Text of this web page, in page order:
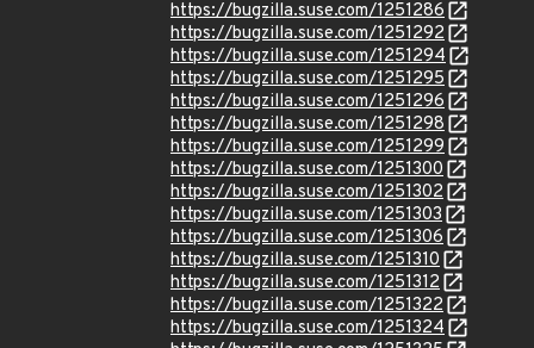
https://bugzilla.suse.com/1251286
https://bugzilla.suse.com/1251292
https://bugzilla.suse.com/1251294
https://bugzilla.suse.com/1251295
https://bugzilla.suse.com/1251296
https://bugzilla.suse.com/1251298
https://bugzilla.suse.com/1251299
https://bugzilla.suse.com/1251300
https://bugzilla.suse.com/1251302
https://bugzilla.suse.com/1251303
https://bugzilla.suse.com/1251306
https://bugzilla.suse.com/1251310
https://bugzilla.suse.com/1251312
https://bugzilla.suse.com/1251322
https://bugzilla.suse.com/1251324